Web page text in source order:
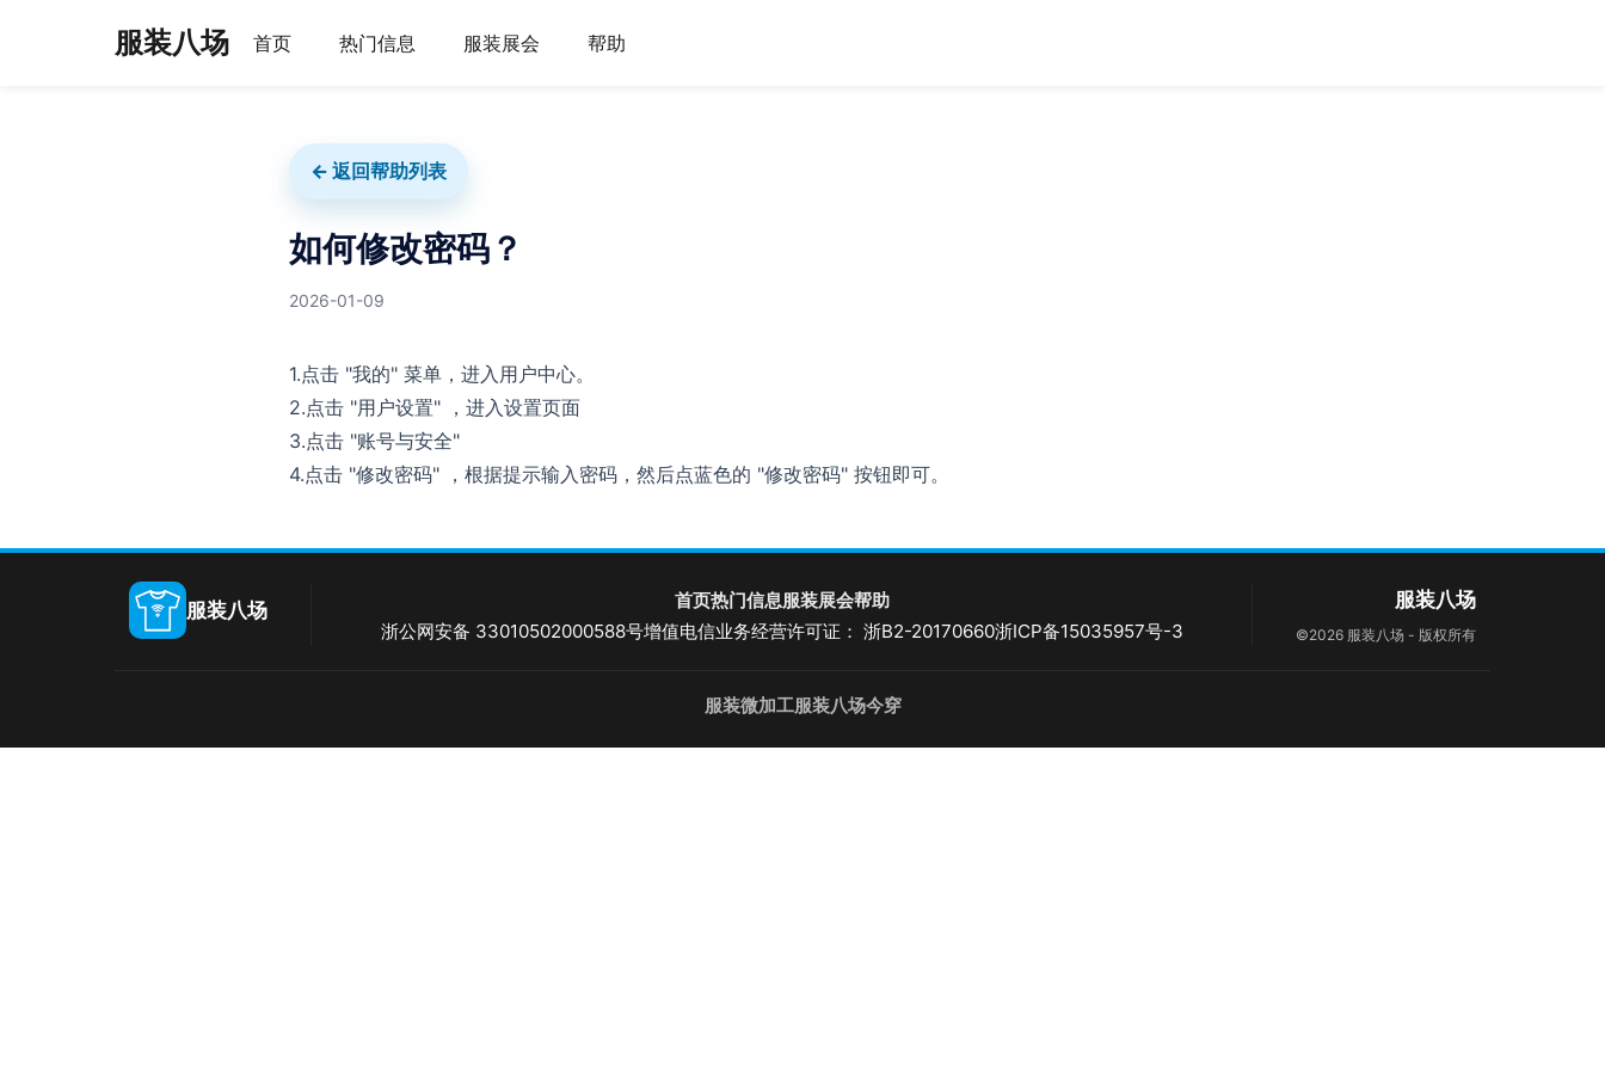
服装八场 首页 热门信息 服装展会 帮助
← 返回帮助列表
如何修改密码？
2026-01-09
1.点击 "我的" 菜单，进入用户中心。
2.点击 "用户设置" ，进入设置页面
3.点击 "账号与安全"
4.点击 "修改密码" ，根据提示输入密码，然后点蓝色的 "修改密码" 按钮即可。
服装八场 首页热门信息服装展会帮助
浙公网安备 33010502000588号增值电信业务经营许可证： 浙B2-20170660浙ICP备15035957号-3
服装八场
©2026 服装八场 - 版权所有
服装微加工服装八场今穿